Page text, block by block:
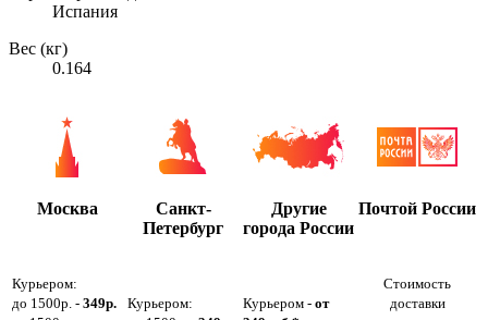
Испания
Вес (кг)
0.164
Москва
Курьером:
до 1500р. - 349р.
Санкт-
Петербург
Курьером:
Другие
города России
Курьером - от
Почтой России
Стоимость
доставки